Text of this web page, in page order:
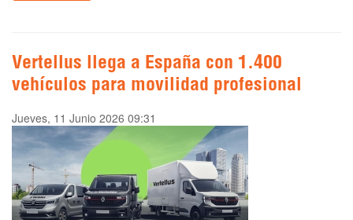
Vertellus llega a España con 1.400
vehículos para movilidad profesional
Jueves, 11 Junio 2026 09:31